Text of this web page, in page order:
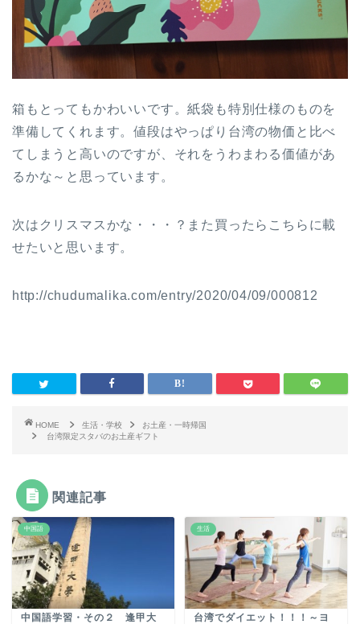
箱もとってもかわいいです。紙袋も特別仕様のものを
準備してくれます。値段はやっぱり台湾の物価と比べ
てしまうと高いのですが、それをうわまわる価値があ
るかな～と思っています。
次はクリスマスかな・・・？また買ったらこちらに載
せたいと思います。
http://chudumalika.com/entry/2020/04/09/000812
HOME 生活・学校
お土産・一時帰国
台湾限定スタバのお土産ギフト
関連記事
中国語
中国語学習・その２ 逢甲大
生活
台湾でダイエット！！！～ヨ